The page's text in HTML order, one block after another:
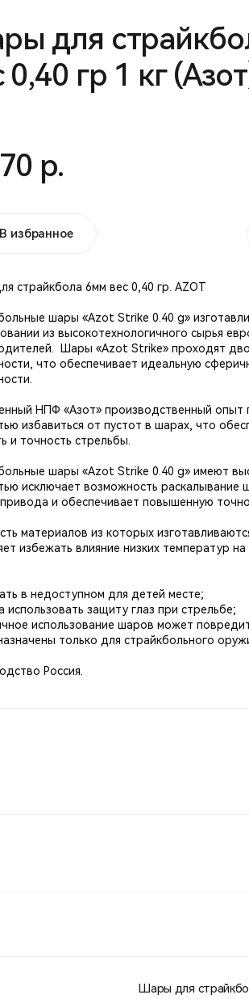
для
0,40 гр 1 кг
р.
В избранное
страйкбола 6мм вес 0,40 гр. AZOT
шары «Azot Strike 0.40 g»
из высокотехнологичного сырья
Шары «Azot Strike» проходят
что обеспечивает идеальную
НПФ «Азот» производственный опыт
избавиться от пустот в шарах, что
и точность стрельбы.
шары «Azot Strike 0.40 g» имеют
исключает возможность раскалывание
и обеспечивает повышенную
материалов из которых
избежать влияние низких температур на
в недоступном для детей месте;
использовать защиту глаз при стрельбе;
использование шаров может
только для страйкбольного
Россия.
Шары для